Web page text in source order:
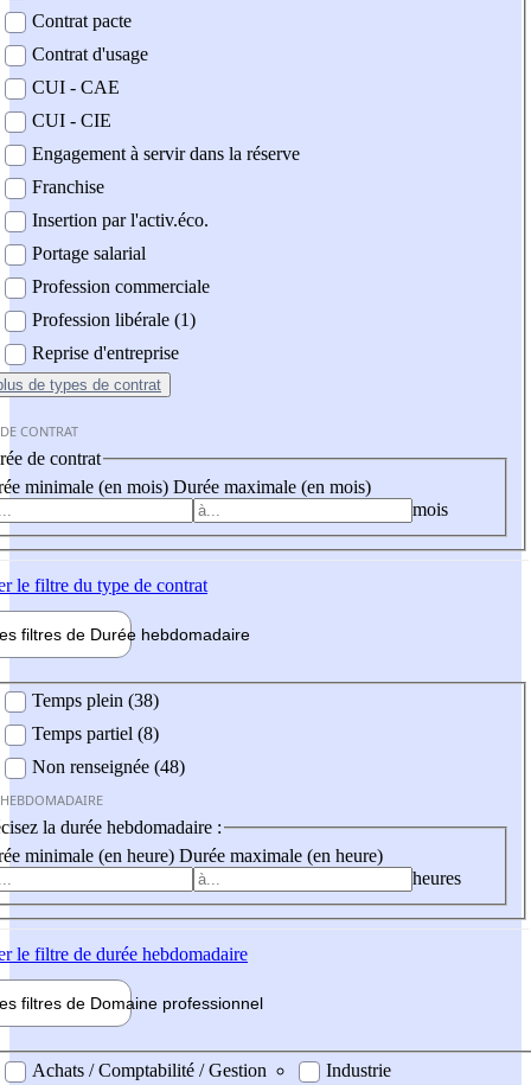
Contrat pacte
Contrat d'usage
CUI - CAE
CUI - CIE
Engagement à servir dans la réserve
Franchise
Insertion par l'activ.éco.
Portage salarial
Profession commerciale
Profession libérale (1)
Reprise d'entreprise
de types de contrat
CONTRAT
de contrat
minimale (en mois) Durée maximale (en mois)
mois
le filtre du type de contrat
filtres de Durée hebdomadaire
Temps plein (38)
Temps partiel (8)
Non renseignée (48)
la durée hebdomadaire :
minimale (en heure) Durée maximale (en heure)
heures
le filtre de durée hebdomadaire
filtres de Domaine professionnel
professionel
Achats / Comptabilité / Gestion
Industrie